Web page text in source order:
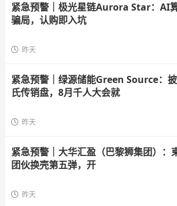
紧急预警｜极光星链Aurora Star：AI
骗局，认购即入坑
昨天
紧急预警｜绿源储能Green Source：
氏传销盘，8月千人大会就
昨天
紧急预警｜大华汇盈（巴黎狮集团）：
团伙换壳第五弹，开
昨天